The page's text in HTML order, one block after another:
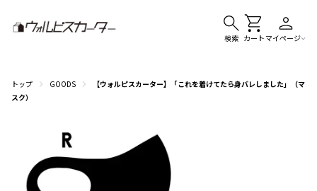
検索 カート マイページ
トップ GOODS
【ウォルピスカーター】「これを着けてたら身バレしました」（マ
スク）